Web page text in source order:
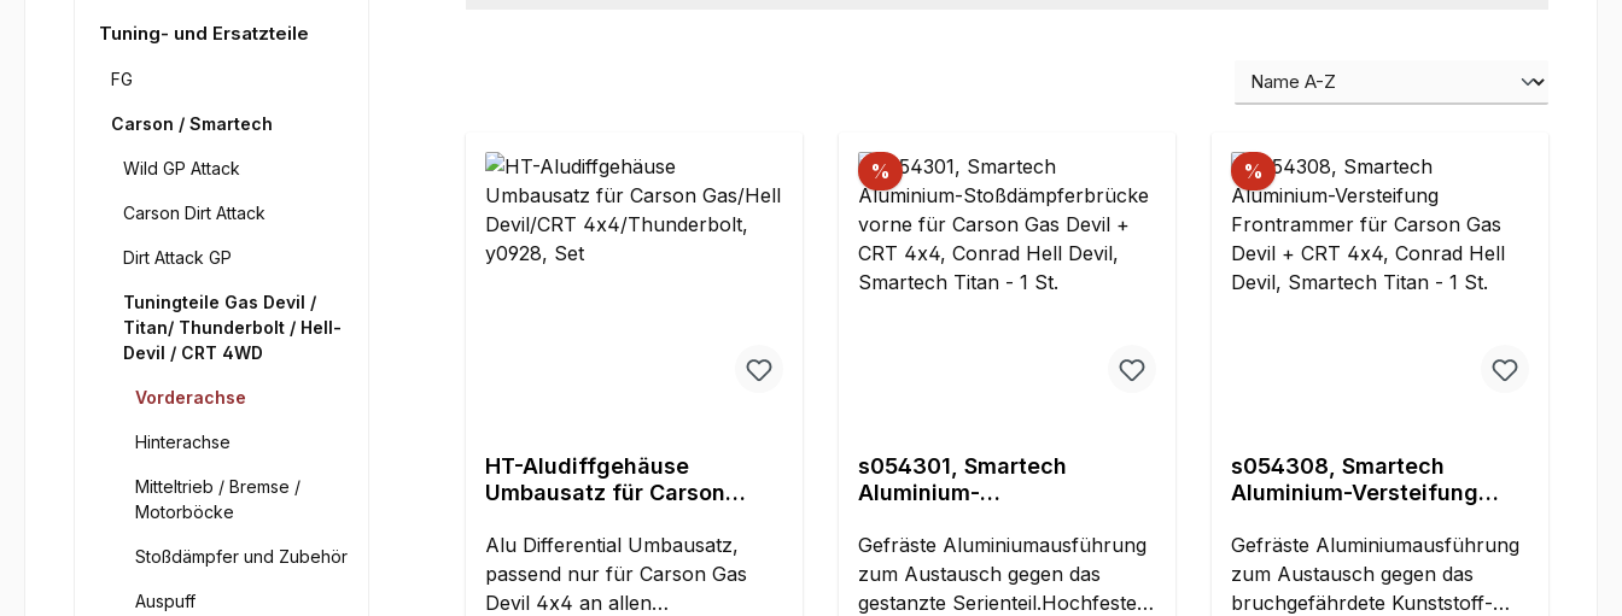
Tuning- und Ersatzteile
FG
Carson / Smartech
Wild GP Attack
Carson Dirt Attack
Dirt Attack GP
Tuningteile Gas Devil /
Titan/ Thunderbolt / Hell-
Devil / CRT 4WD
Vorderachse
Hinterachse
Mitteltrieb / Bremse /
Motorböcke
Stoßdämpfer und Zubehör
Auspuff
HT-Aludiffgehäuse
Umbausatz für Carson
4x4/Thunderbolt, y0928,
Set
Alu Differential Umbausatz,
passend nur für Carson Gas
Devil 4x4 an allen
%
s054301, Smartech
Aluminium-
für Carson Gas Devil + CRT
4x4, Conrad Hell Devil,
Smartech Titan - 1 St.
Gefräste Aluminiumausführung
zum Austausch gegen das
gestanzte Serienteil.Hochfestes
%
s054308, Smartech
Aluminium-Versteifung
Gas Devil + CRT 4x4,
Conrad Hell Devil,
Smartech Titan - 1 St.
Gefräste Aluminiumausführung
zum Austausch gegen das
bruchgefährdete Kunststoff-